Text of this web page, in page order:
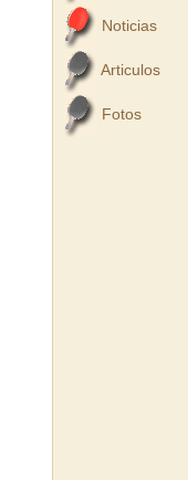
Noticias
Articulos
Fotos